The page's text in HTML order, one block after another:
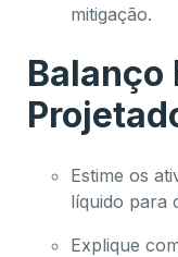
mitigação.
Balanço
Estime os
líquido para
Explique